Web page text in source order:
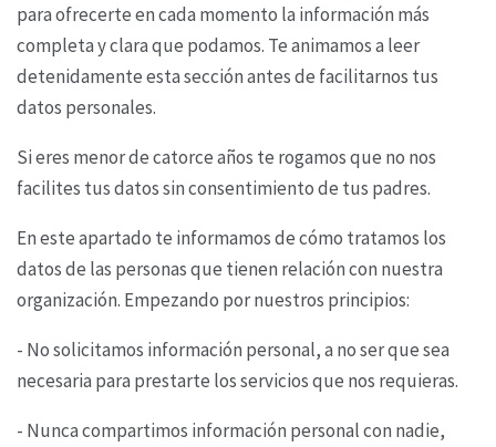
paraofrecerte en cada momento la información más
completa y clara que podamos. Te animamos a leer
detenidamente esta sección antes de facilitarnos tus
datos personales.
Si eres menor de catorce años te rogamos que no nos
facilites tus datos sin consentimiento de tus padres.
En este apartado te informamos de cómo tratamos los
datos de las personas que tienen relacióncon nuestra
organización. Empezando por nuestros principios:
- No solicitamos información personal, a no ser que sea
necesaria para prestarte los servicios que nos requieras.
- Nunca compartimos información personal con nadie,